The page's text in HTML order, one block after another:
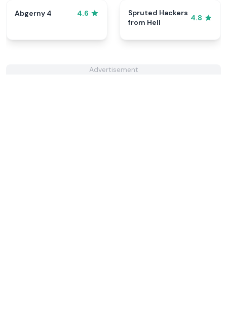
Abgerny 4 4.6
Spruted Hackers
from Hell
4.8
Advertisement